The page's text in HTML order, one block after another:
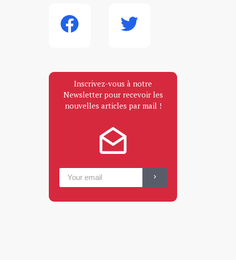
Inscrivez-vous à notre
Newsletter pour recevoir les
nouvelles articles par mail !